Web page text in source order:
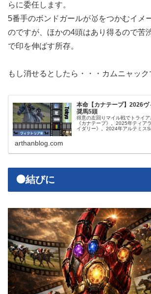
らに委任します。
5番手のボンドガールが🥇をつかむイメ
のですが、ほかの4頭はあり得るので苦
で印を伸ばす所存。
もし消せるとしたら・・・カムニャック
本命【カナテープ】2026
奨馬5頭
得意の左回りマイル戦でトライア
《カナテープ》。2025年ティア
イダリー》。2024年アルテミス
arthanblog.com
🟠結びに